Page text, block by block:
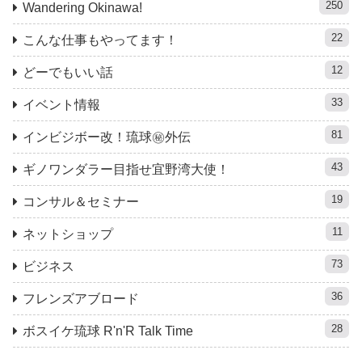
Wandering Okinawa! 250
こんな仕事もやってます！ 22
どーでもいい話 12
イベント情報 33
インビジボー改！琉球㊙︎外伝 81
ギノワンダラー目指せ宜野湾大使！ 43
コンサル＆セミナー 19
ネットショップ 11
ビジネス 73
フレンズアブロード 36
ボスイケ琉球 R'n'R Talk Time 28